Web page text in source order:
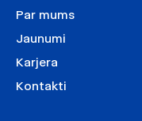
Par mums
Jaunumi
Karjera
Kontakti